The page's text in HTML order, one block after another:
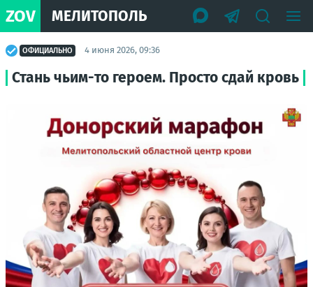
ZOV МЕЛИТОПОЛЬ
ОФИЦИАЛЬНО 4 июня 2026, 09:36
Стань чьим-то героем. Просто сдай кровь